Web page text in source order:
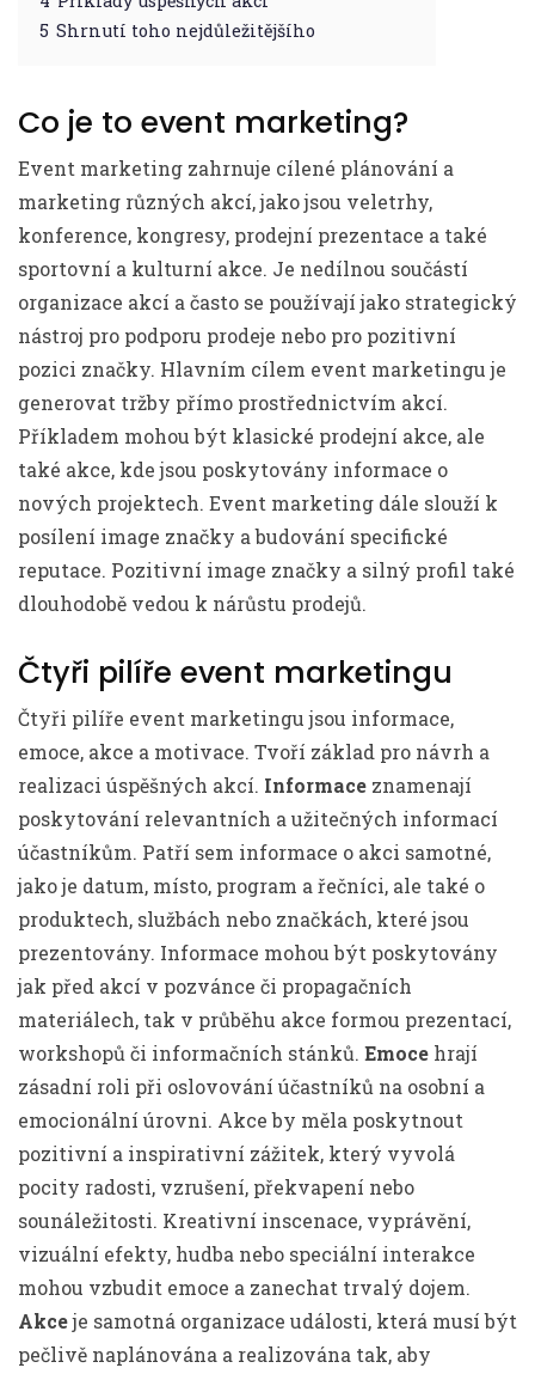
5 Shrnutí toho nejdůležitějšího
Co je to event marketing?
Event marketing zahrnuje cílené plánování a
marketing různých akcí, jako jsou veletrhy,
konference, kongresy, prodejní prezentace a také
sportovní a kulturní akce. Je nedílnou součástí
organizace akcí a často se používají jako strategický
nástroj pro podporu prodeje nebo pro pozitivní
pozici značky. Hlavním cílem event marketingu je
generovat tržby přímo prostřednictvím akcí.
Příkladem mohou být klasické prodejní akce, ale
také akce, kde jsou poskytovány informace o
nových projektech. Event marketing dále slouží k
posílení image značky a budování specifické
reputace. Pozitivní image značky a silný profil také
dlouhodobě vedou k nárůstu prodejů.
Čtyři pilíře event marketingu
Čtyři pilíře event marketingu jsou informace,
emoce, akce a motivace. Tvoří základ pro návrh a
realizaci úspěšných akcí. Informace znamenají
poskytování relevantních a užitečných informací
účastníkům. Patří sem informace o akci samotné,
jako je datum, místo, program a řečníci, ale také o
produktech, službách nebo značkách, které jsou
prezentovány. Informace mohou být poskytovány
jak před akcí v pozvánce či propagačních
materiálech, tak v průběhu akce formou prezentací,
workshopů či informačních stánků. Emoce hrají
zásadní roli při oslovování účastníků na osobní a
emocionální úrovni. Akce by měla poskytnout
pozitivní a inspirativní zážitek, který vyvolá
pocity radosti, vzrušení, překvapení nebo
sounáležitosti. Kreativní inscenace, vyprávění,
vizuální efekty, hudba nebo speciální interakce
mohou vzbudit emoce a zanechat trvalý dojem.
Akceje samotná organizace události, která musí být
pečlivě naplánována a realizována tak, aby